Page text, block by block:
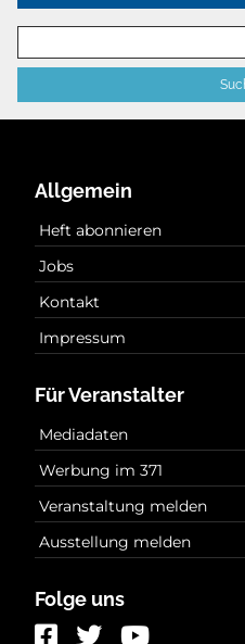
Allgemein
Heft abonnieren
Jobs
Kontakt
Impressum
Für Veranstalter
Mediadaten
Werbung im 371
Veranstaltung melden
Ausstellung melden
Folge uns